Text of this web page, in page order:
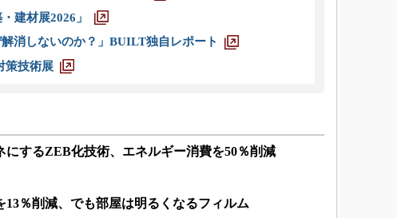
建材展2026」
消しないのか？」BUILT独自レポート
策技術展
にするZEB化技術、エネルギー消費を50％削減
13％削減、でも部屋は明るくなるフィルム